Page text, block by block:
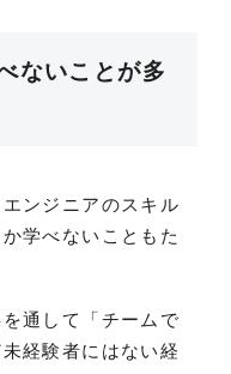
ないことが多
ンジニアのスキル
学べないこともた
通して「チームで
経験者にはない経